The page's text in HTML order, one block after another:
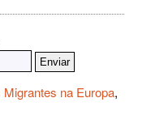
na Europa,